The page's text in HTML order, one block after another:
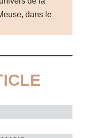
dans le